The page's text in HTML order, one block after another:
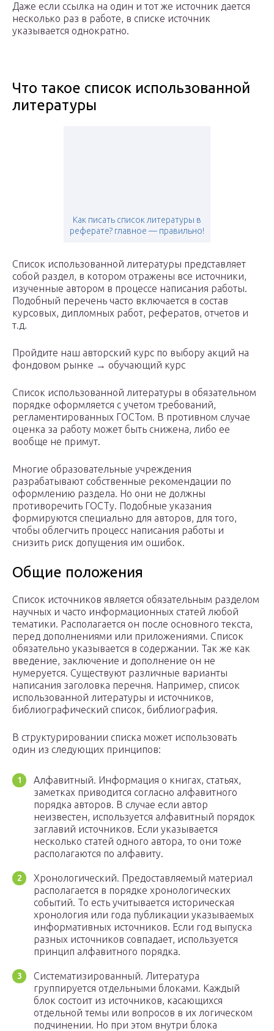
Даже если ссылка на один и тот же источник дается
несколько раз в работе, в списке источник
указывается однократно.
Что такое список использованной
литературы
Как писать список литературы в
реферате? главное — правильно!
Список использованной литературы представляет
собой раздел, в котором отражены все источники,
изученные автором в процессе написания работы.
Подобный перечень часто включается в состав
курсовых, дипломных работ, рефератов, отчетов и
т.д.
Пройдите наш авторский курс по выбору акций на
фондовом рынке → обучающий курс
Список использованной литературы в обязательном
порядке оформляется с учетом требований,
регламентированных ГОСТом. В противном случае
оценка за работу может быть снижена, либо ее
вообще не примут.
Многие образовательные учреждения
разрабатывают собственные рекомендации по
оформлению раздела. Но они не должны
противоречить ГОСТу. Подобные указания
формируются специально для авторов, для того,
чтобы облегчить процесс написания работы и
снизить риск допущения им ошибок.
Общие положения
Список источников является обязательным разделом
научных и часто информационных статей любой
тематики. Располагается он после основного текста,
перед дополнениями или приложениями. Список
обязательно указывается в содержании. Так же как
введение, заключение и дополнение он не
нумеруется. Существуют различные варианты
написания заголовка перечня. Например, список
использованной литературы и источников,
библиографический список, библиография.
В структурировании списка может использовать
один из следующих принципов:
Алфавитный. Информация о книгах, статьях,
заметках приводится согласно алфавитного
порядка авторов. В случае если автор
неизвестен, используется алфавитный порядок
заглавий источников. Если указывается
несколько статей одного автора, то они тоже
располагаются по алфавиту.
Хронологический. Предоставляемый материал
располагается в порядке хронологических
событий. То есть учитывается историческая
хронология или года публикации указываемых
информативных источников. Если год выпуска
разных источников совпадает, используется
принцип алфавитного порядка.
Систематизированный. Литература
группируется отдельными блоками. Каждый
блок состоит из источников, касающихся
отдельной темы или вопросов в их логическом
подчинении. Но при этом внутри блока